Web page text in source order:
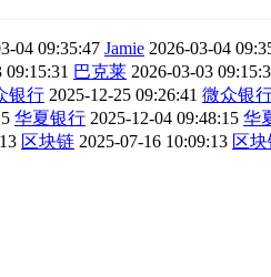
04 09:35:47 Jamie 2026-03-04
09:15:31 巴克莱 2026-03-03
银行 2025-12-25 09:26:41 微众银
华夏银行 2025-12-04 09:48:15 华
区块链 2025-07-16 10:09:13 区